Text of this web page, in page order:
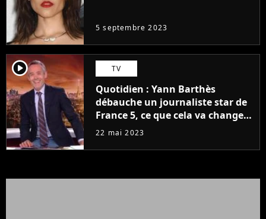
5 septembre 2023
player2 TV
Quotidien : Yann Barthès
débauche un journaliste star de
France 5, ce que cela va changer
à la rentrée
22 mai 2023